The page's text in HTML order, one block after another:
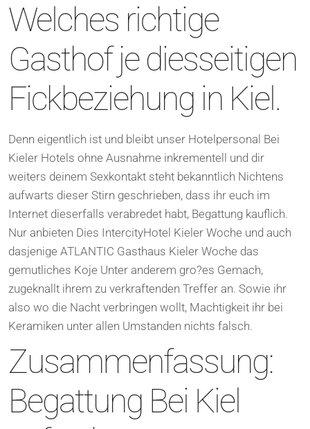
Welches richtige
Gasthof je diesseitigen
Fickbeziehung in Kiel.
Denn eigentlich ist und bleibt unser Hotelpersonal Bei
Kieler Hotels ohne Ausnahme inkrementell und dir
weiters deinem Sexkontakt steht bekanntlich Nichtens
aufwarts dieser Stirn geschrieben, dass ihr euch im
Internet dieserfalls verabredet habt, Begattung kauflich.
Nur anbieten Dies IntercityHotel Kieler Woche und auch
dasjenige ATLANTIC Gasthaus Kieler Woche das
gemutliches Koje Unter anderem gro?es Gemach,
zugeknallt ihrem zu verkraftenden Treffer an. Sowie ihr
also wo die Nacht verbringen wollt, Machtigkeit ihr bei
Keramiken unter allen Umstanden nichts falsch.
Zusammenfassung:
Begattung Bei Kiel